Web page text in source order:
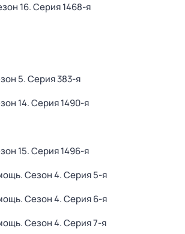
16. Серия 1468-я
5. Серия 383-я
14. Серия 1490-я
15. Серия 1496-я
. Сезон 4. Серия 5-я
. Сезон 4. Серия 6-я
. Сезон 4. Серия 7-я